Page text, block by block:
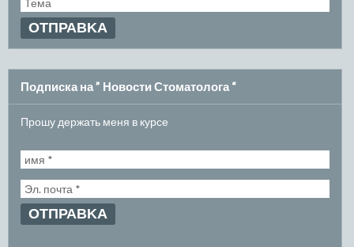
Подписка на ” Новости Стоматолога “
Прошу держать меня в курсе